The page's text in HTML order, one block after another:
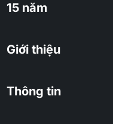
15 năm
Giới thiệu
Thông tin